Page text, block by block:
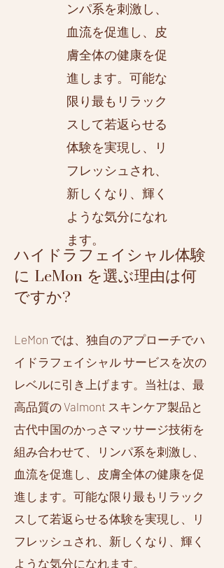
ンパ系を刺激し、
血流を促進し、皮
膚全体の健康を促
進します。可能な
限り最もリラック
スして若返らせる
体験を実現し、リ
フレッシュされ、
新しくなり、輝く
ような気分になれ
ます。
ハイドラフェイシャル体験
に LeMon を選ぶ理由は何
ですか?
LeMon では、独自のアプローチでハ
イドラフェイシャル サービスを次の
レベルに引き上げます。当社は、最
高品質の Valmont スキンケア製品と
古代中国のかっさマッサージ技術を
組み合わせて、リンパ系を刺激し、
血流を促進し、皮膚全体の健康を促
進します。可能な限り最もリラック
スして若返らせる体験を実現し、リ
フレッシュされ、新しくなり、輝く
ような気分になれます。